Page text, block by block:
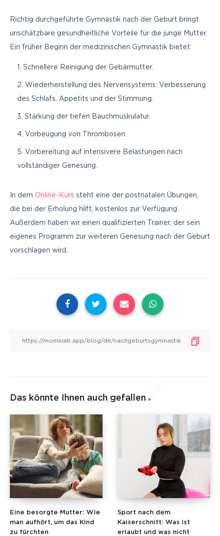
Richtig durchgeführte Gymnastik nach der Geburt bringt
unschätzbare gesundheitliche Vorteile für die junge Mutter.
Ein früher Beginn der medizinischen Gymnastik bietet:
Schnellere Reinigung der Gebärmutter.
Wiederherstellung des Nervensystems: Verbesserung
des Schlafs, Appetits und der Stimmung.
Stärkung der tiefen Bauchmuskulatur.
Vorbeugung von Thrombosen.
Vorbereitung auf intensivere Belastungen nach
vollständiger Genesung.
In dem Online-Kurs steht eine der postnatalen Übungen,
die bei der Erholung hilft, kostenlos zur Verfügung.
Außerdem haben wir einen qualifizierten Trainer, der sein
eigenes Programm zur weiteren Genesung nach der Geburt
vorschlagen wird.
Das könnte Ihnen auch gefallen
Eine besorgte Mutter: Wie
man aufhört, um das Kind
zu fürchten
Sport nach dem
Kaiserschnitt: Was ist
erlaubt und was nicht